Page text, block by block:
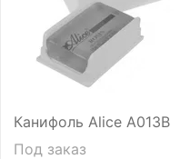
Канифоль Alice A013B
Под заказ